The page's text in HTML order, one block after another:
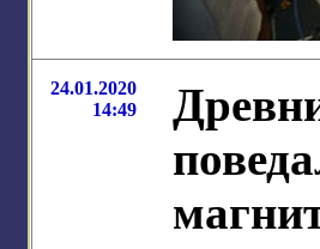
24.01.2020
14:49